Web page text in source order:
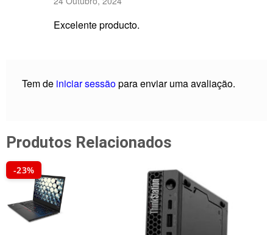
Excelente producto.
Tem de iniciar sessãopara enviar uma avaliação.
Produtos Relacionados
-23%